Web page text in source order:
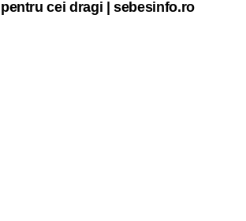
pentru cei dragi | sebesinfo.ro